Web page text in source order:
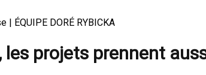
ÉQUIPE DORÉ RYBICKA
projets prennent